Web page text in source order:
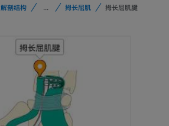
解剖结构 ... 拇长屈肌 拇长屈肌腱